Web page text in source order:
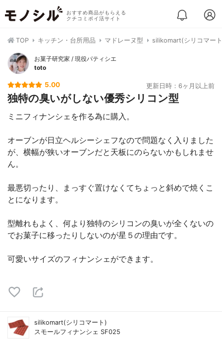
おすすめ商品がもらえる
クチコミポイ活サイト
TOP キッチン・台所用品 マドレーヌ型 silikomart(シリコマー
お菓子研究家 / 現役パティシエ
toto
5.00 更新日時：6ヶ月以上前
独特の臭いがしない優秀シリコン型
ミニフィナンシェを作る為に購入。
オーブンが日立ヘルシーシェフなので問題なく入りました
が、横幅が狭いオーブンだと天板にのらないかもしれませ
ん。
最悪切ったり、まっすぐ置けなくてちょっと斜めで焼くこ
とになります。
型離れもよく、何より独特のシリコンの臭いが全くないの
でお菓子に移ったりしないのが星５の理由です。
可愛いサイズのフィナンシェができます。
silikomart(シリコマート)
スモールフィナンシェ SF025